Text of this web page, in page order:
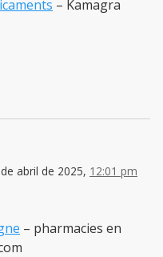
– Kamagra
abril de 2025, 12:01 pm
– pharmacies en